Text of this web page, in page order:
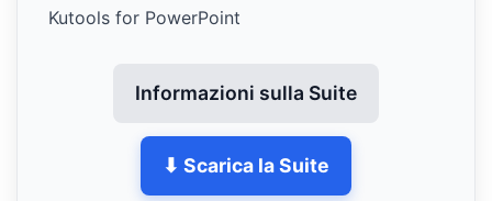
Kutools for PowerPoint
Informazioni sulla Suite
⬇ Scarica la Suite